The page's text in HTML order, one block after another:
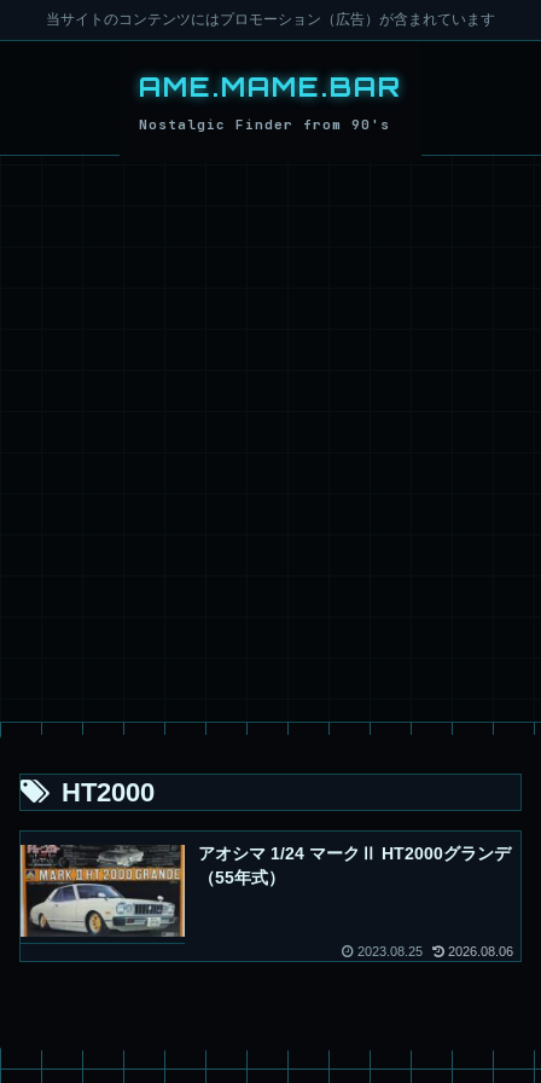
当サイトのコンテンツにはプロモーション（広告）が含まれています
HT2000
アオシマ 1/24 マークⅡ HT2000グランデ
（55年式）
2023.08.25 2026.08.06